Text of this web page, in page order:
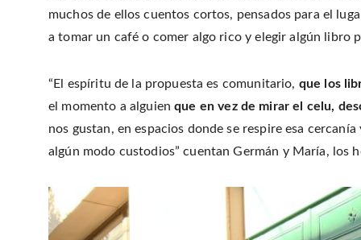
muchos de ellos cuentos cortos, pensados para el
a tomar un café o comer algo rico y elegir algún libro
“El espíritu de la propuesta es comunitario, que los
el momento a alguienque en vez de mirar el celu,
nos gustan, en espacios donde se respire esa
algún modo custodios” cuentan Germán y María, los